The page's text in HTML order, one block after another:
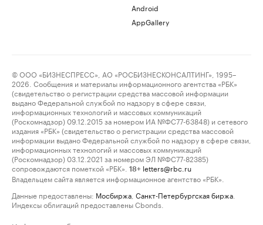
Android
AppGallery
© ООО «БИЗНЕСПРЕСС», АО «РОСБИЗНЕСКОНСАЛТИНГ», 1995–
2026. Сообщения и материалы информационного агентства «РБК»
(свидетельство о регистрации средства массовой информации
выдано Федеральной службой по надзору в сфере связи,
информационных технологий и массовых коммуникаций
(Роскомнадзор) 09.12.2015 за номером ИА №ФС77-63848) и сетевого
издания «РБК» (свидетельство о регистрации средства массовой
информации выдано Федеральной службой по надзору в сфере связи,
информационных технологий и массовых коммуникаций
(Роскомнадзор) 03.12.2021 за номером ЭЛ №ФС77-82385)
сопровождаются пометкой «РБК».
18+ letters@rbc.ru
Владельцем сайта является информационное агентство «РБК».
Данные предоставлены: Мосбиржа Санкт-Петербургская биржа
Индексы облигаций предоставлены Cbonds.